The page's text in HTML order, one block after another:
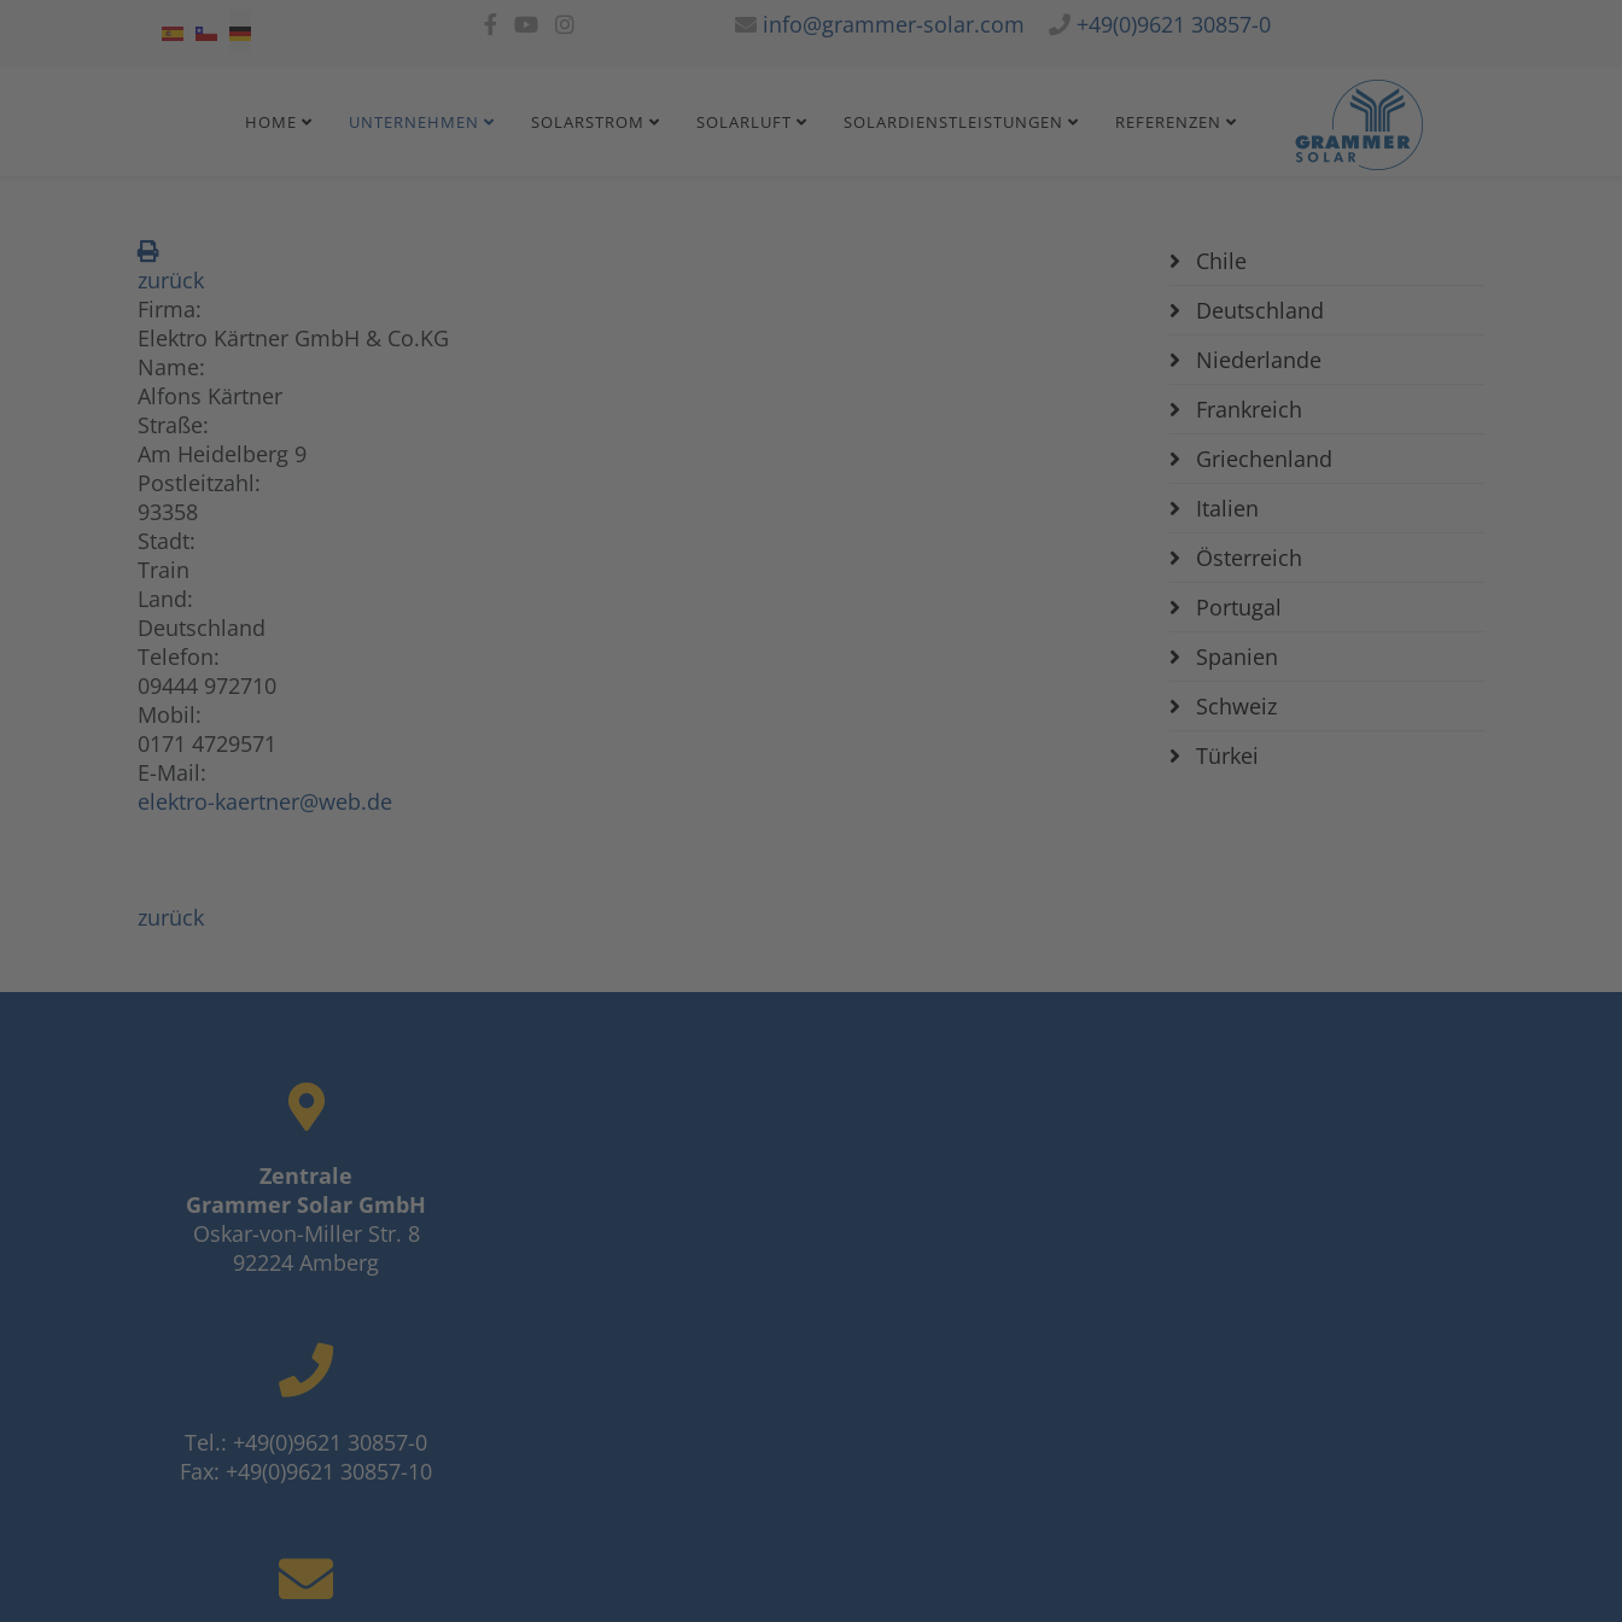
Sprache auswählen info@grammer-solar.com +49(0)9621 30857-0
HOME UNTERNEHMEN SOLARSTROM SOLARLUFT SOLARDIENSTLEISTUNGEN REFERENZEN
zurück
Firma:
Elektro Kärtner GmbH & Co.KG
Name:
Alfons Kärtner
Straße:
Am Heidelberg 9
Postleitzahl:
93358
Stadt:
Train
Land:
Deutschland
Telefon:
09444 972710
Mobil:
0171 4729571
E-Mail:
elektro-kaertner@web.de
zurück
Chile
Deutschland
Niederlande
Frankreich
Griechenland
Italien
Österreich
Portugal
Spanien
Schweiz
Türkei
Zentrale
Grammer Solar GmbH
Oskar-von-Miller Str. 8
92224 Amberg
Tel.: +49(0)9621 30857-0
Fax: +49(0)9621 30857-10